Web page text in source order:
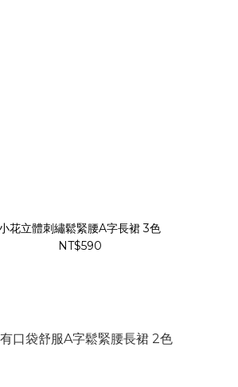
花立體刺繡鬆緊腰A字長裙 3色
NT$590